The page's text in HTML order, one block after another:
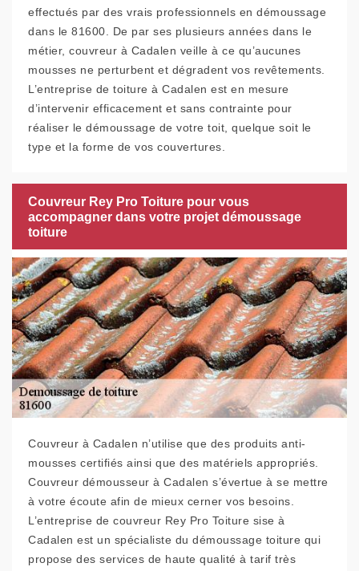
effectués par des vrais professionnels en démoussage
dans le 81600. De par ses plusieurs années dans le
métier, couvreur à Cadalen veille à ce qu’aucunes
mousses ne perturbent et dégradent vos revêtements.
L’entreprise de toiture à Cadalen est en mesure
d’intervenir efficacement et sans contrainte pour
réaliser le démoussage de votre toit, quelque soit le
type et la forme de vos couvertures.
Couvreur Rey Pro Toiture pour vous
accompagner dans votre projet démoussage
toiture
Couvreur à Cadalen n’utilise que des produits anti-
mousses certifiés ainsi que des matériels appropriés.
Couvreur démousseur à Cadalen s’évertue à se mettre
à votre écoute afin de mieux cerner vos besoins.
L’entreprise de couvreur Rey Pro Toiture sise à
Cadalen est un spécialiste du démoussage toiture qui
propose des services de haute qualité à tarif très